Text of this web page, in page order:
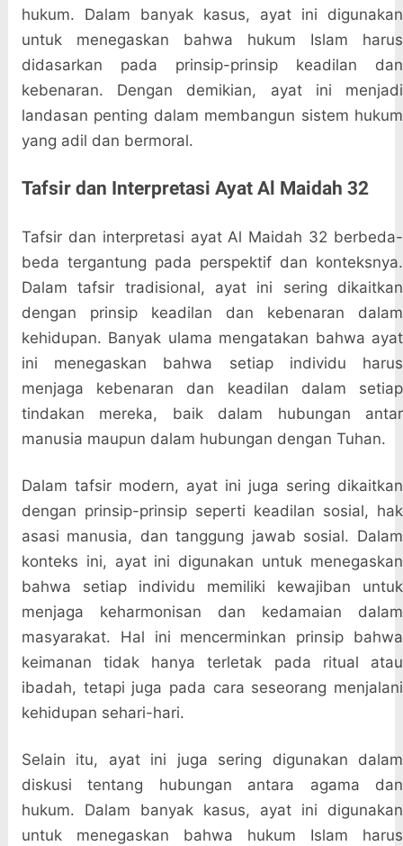
hukum. Dalam banyak kasus, ayat ini digunakan
untuk menegaskan bahwa hukum Islam harus
didasarkan pada prinsip-prinsip keadilan dan
kebenaran. Dengan demikian, ayat ini menjadi
landasan penting dalam membangun sistem hukum
yang adil dan bermoral.
Tafsir dan Interpretasi Ayat Al Maidah 32
Tafsir dan interpretasi ayat Al Maidah 32 berbeda-
beda tergantung pada perspektif dan konteksnya.
Dalam tafsir tradisional, ayat ini sering dikaitkan
dengan prinsip keadilan dan kebenaran dalam
kehidupan. Banyak ulama mengatakan bahwa ayat
ini menegaskan bahwa setiap individu harus
menjaga kebenaran dan keadilan dalam setiap
tindakan mereka, baik dalam hubungan antar
manusia maupun dalam hubungan dengan Tuhan.
Dalam tafsir modern, ayat ini juga sering dikaitkan
dengan prinsip-prinsip seperti keadilan sosial, hak
asasi manusia, dan tanggung jawab sosial. Dalam
konteks ini, ayat ini digunakan untuk menegaskan
bahwa setiap individu memiliki kewajiban untuk
menjaga keharmonisan dan kedamaian dalam
masyarakat. Hal ini mencerminkan prinsip bahwa
keimanan tidak hanya terletak pada ritual atau
ibadah, tetapi juga pada cara seseorang menjalani
kehidupan sehari-hari.
Selain itu, ayat ini juga sering digunakan dalam
diskusi tentang hubungan antara agama dan
hukum. Dalam banyak kasus, ayat ini digunakan
untuk menegaskan bahwa hukum Islam harus